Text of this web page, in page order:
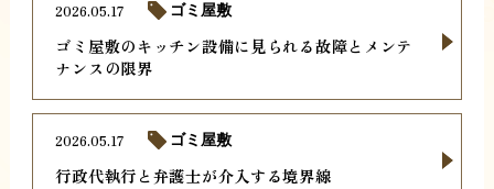
ゴミ屋敷のキッチン設備に見られる故障とメンテ
ナンスの限界
2026.05.17 ゴミ屋敷
行政代執行と弁護士が介入する境界線
2026.05.17 ゴミ屋敷